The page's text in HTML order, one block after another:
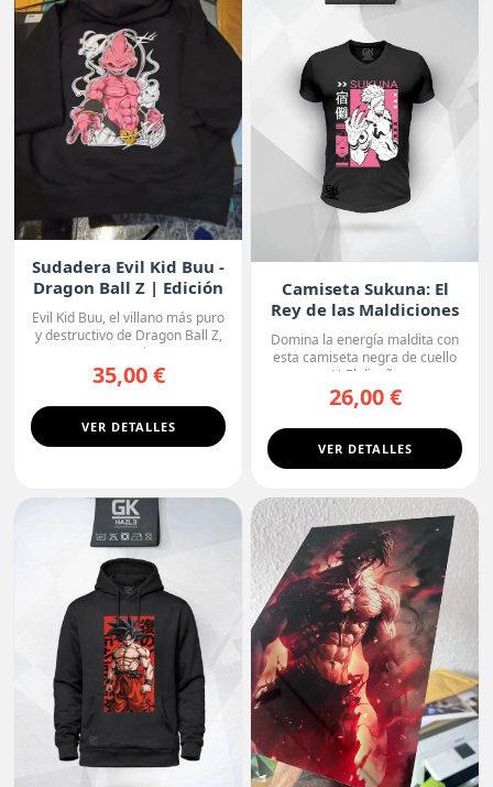
Sudadera Evil Kid Buu -
Dragon Ball Z | Edición
Oscura
Evil Kid Buu, el villano más puro
y destructivo de Dragon Ball Z,
protagoniza...
35,00 €
VER DETALLES
Camiseta Sukuna: El
Rey de las Maldiciones
Domina la energía maldita con
esta camiseta negra de cuello
en V. El diseño r...
26,00 €
VER DETALLES